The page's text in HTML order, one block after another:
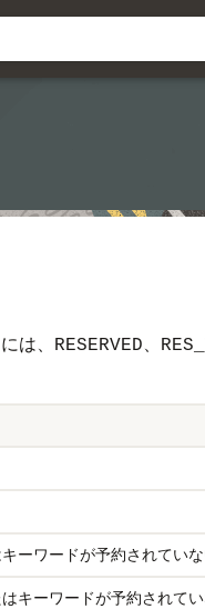
は、 RESERVED
ーワードが予約されてい
キーワードが予約されて